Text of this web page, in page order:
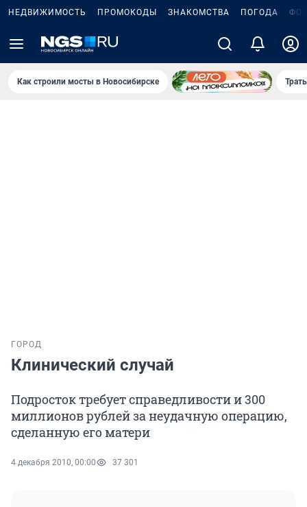
НЕДВИЖИМОСТЬ ПРОМОКОДЫ ЗНАКОМСТВА ПОГОДА
Как строили мосты в Новосибирске
ГОРОД
Клинический случай
Подросток требует справедливости и 300
миллионов рублей за неудачную операцию,
сделанную его матери
4 декабря 2010, 00:00 37 301